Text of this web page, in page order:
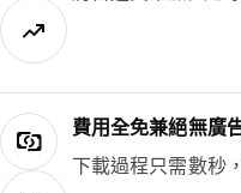
費用全免兼絕無廣
下載過程只需數秒